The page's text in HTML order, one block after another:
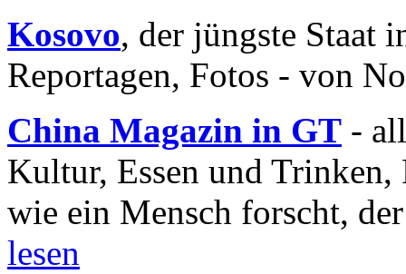
Kosovo, der jüngste Staat
Reportagen, Fotos - von
China Magazin in GT -
Kultur, Essen und
wie ein Mensch forscht,
lesen